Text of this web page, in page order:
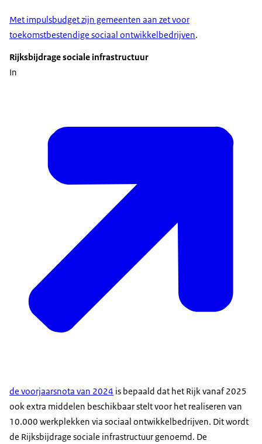
Met impulsbudget zijn gemeenten aan zet voor
toekomstbestendige sociaal ontwikkelbedrijven.
Rijksbijdrage sociale infrastructuur
In
de voorjaarsnota van 2024 is bepaald dat het Rijk vanaf 2025
ook extra middelen beschikbaar stelt voor het realiseren van
10.000 werkplekken via sociaal ontwikkelbedrijven. Dit wordt
de Rijksbijdrage sociale infrastructuur genoemd. De